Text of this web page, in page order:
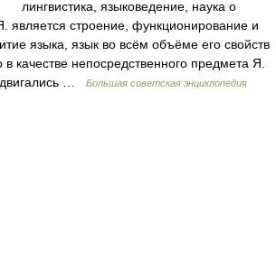
языковедение, наука о
является строение, функционирование и
языка, язык во всём объёме его свойств
качестве непосредственного предмета Я.
…
Большая советская энциклопедия